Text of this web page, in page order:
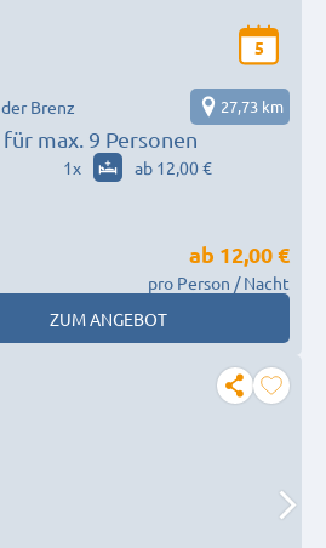
5
max. 9 Personen
Brenz 27,73 km
1x
ab 12,00 €
ab 12,00 €
pro Person / Nacht
ZUM ANGEBOT